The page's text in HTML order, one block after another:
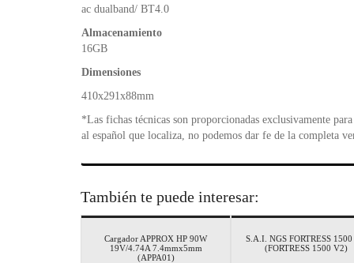
ac dualband/ BT4.0
Almacenamiento
16GB
Dimensiones
410x291x88mm
*Las fichas técnicas son proporcionadas exclusivamente
al español que localiza, no podemos dar fe de la completa
También te puede interesar:
Cargador APPROX HP 90W
19V/4.74A 7.4mmx5mm
(APPA01)
S.A.I. NGS FORTRESS
(FORTRESS 1500 V2)